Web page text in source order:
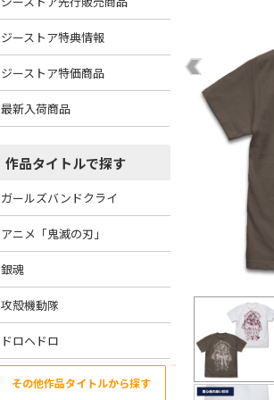
ジーストア特典情報
ジーストア特価商品
最新入荷商品
作品タイトルで探す
ガールズバンドクライ
アニメ「鬼滅の刃」
銀魂
攻殻機動隊
ドロヘドロ
その他作品タイトルから探す